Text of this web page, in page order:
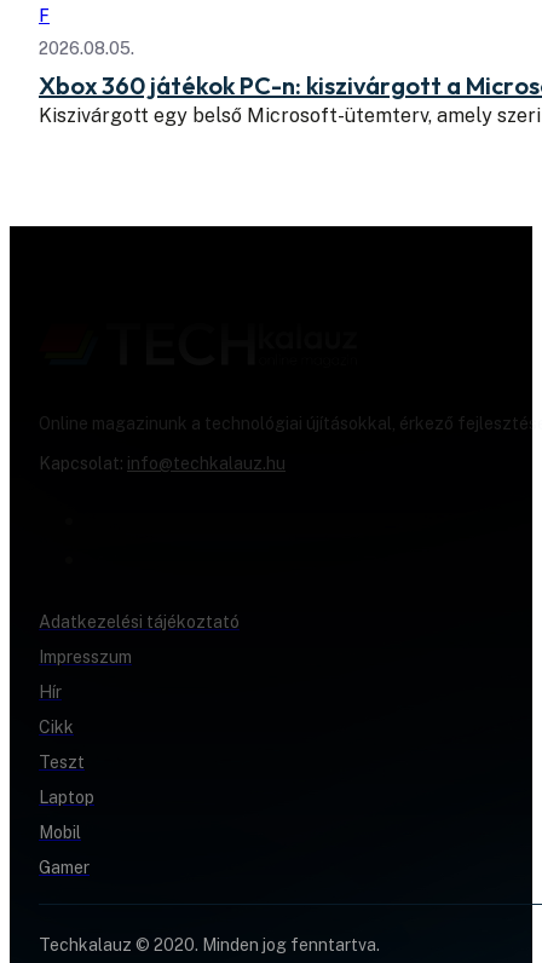
F
2026.08.05.
Xbox 360 játékok PC-n: kiszivárgott a
Kiszivárgott egy belső Microsoft-ütemterv, amely
Online magazinunk a technológiai újításokkal, érkező
Kapcsolat: info@techkalauz.hu
Adatkezelési tájékoztató
Impresszum
Hír
Cikk
Teszt
Laptop
Mobil
Gamer
Techkalauz © 2020. Minden jog fenntartva.